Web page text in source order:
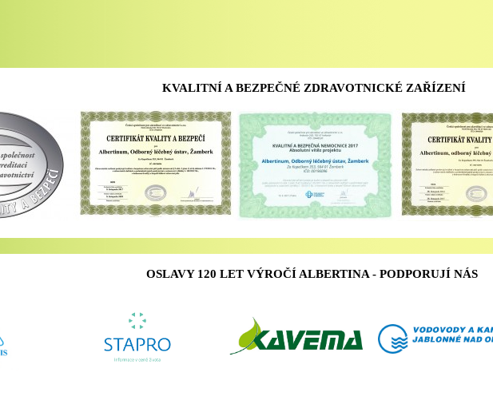
KVALITNÍ A BEZPEČNÉ ZDRAVOTNICKÉ ZAŘÍZENÍ
OSLAVY 120 LET VÝROČÍ ALBERTINA - PODPORUJÍ NÁS